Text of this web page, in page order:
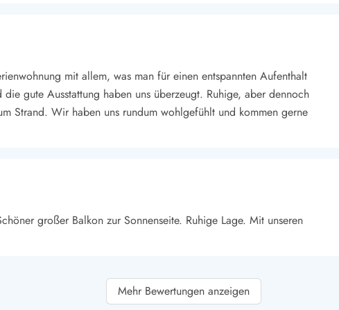
mit allem, was man für einen entspannten Aufenthalt
gute Ausstattung haben uns überzeugt. Ruhige, aber dennoch
Strand. Wir haben uns rundum wohlgefühlt und kommen gerne
großer Balkon zur Sonnenseite. Ruhige Lage. Mit unseren
Mehr Bewertungen anzeigen